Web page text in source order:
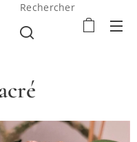
Rechercher